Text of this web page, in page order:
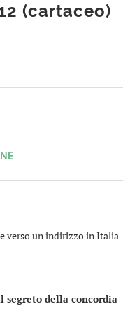
(cartaceo)
verso un indirizzo in Italia
segreto della concordia